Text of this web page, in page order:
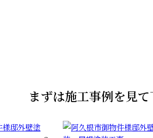
まずは施工事例を見て